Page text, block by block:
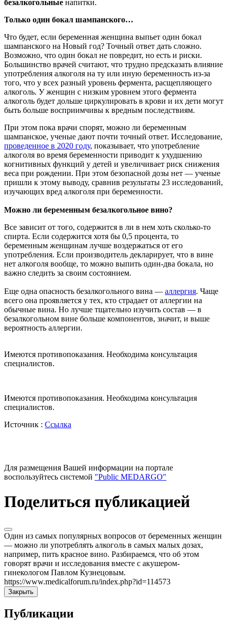
безалкогольные напитки.
Только один бокал шампанского…
Что будет, если беременная женщина выпьет один бокал
шампанского на Новый год? Точный ответ дать сложно.
Возможно, что один бокал не повредит, но есть и риски.
Большинство врачей считают, что трудно предсказать влияние
употребления алкоголя на ту или иную беременность из-за
того, что у всех разный уровень фермента, расщепляющего
алкоголь. У женщин с низким уровнем этого фермента
алкоголь будет дольше циркулировать в крови и их дети могут
быть больше восприимчивы к вредным последствиям.
При этом пока врачи спорят, можно ли беременным
шампанское, ученые дают почти точный ответ. Исследование,
проведенное в 2020 году, показывает, что употребление
алкоголя во время беременности приводит к ухудшению
когнитивных функций у детей и увеличивает риск снижения
веса при рождении. При этом безопасной дозы нет — ученые
пришли к этому выводу, сравнив результаты 23 исследований,
изучающих вред алкоголя при беременности.
Можно ли беременным безалкогольное вино?
Все зависит от того, содержится в ли в нем хоть сколько-то
спирта. Если содержится хотя бы 0,5 процента, то
беременным женщинам лучше воздержаться от его
употребления. Если производитель декларирует, что в вине
нет алкоголя вообще, то можно выпить один-два бокала, но
важно следить за своим состоянием.
Еще одна опасность безалкогольного вина — аллергия. Чаще
всего она проявляется у тех, кто страдает от аллергии на
обычные вина. Но лучше тщательно изучить состав — в
безалкогольном вине больше компонентов, значит, и выше
вероятность аллергии.
Имеются противопоказания. Необходима консультация
специалистов.
Имеются противопоказания. Необходима консультация
специалистов.
Источник : Ссылка
Для размещения Вашей информации на портале
воспользуйтесь системой "Public MEDARGO"
Поделиться публикацией
Один из самых популярных вопросов от беременных женщин
— можно ли употреблять алкоголь в самых малых дозах,
например, пить красное вино. Разбираемся, что об этом
говорят врачи и исследования вместе с акушером-
гинекологом Павлом Кузнецовым.
https://www.medicalforum.ru/index.php?id=114573
Закрыть
Публикации